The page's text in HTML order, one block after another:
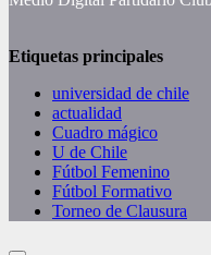
Etiquetas principales
universidad de chile
actualidad
Cuadro mágico
U de Chile
Fútbol Femenino
Fútbol Formativo
Torneo de Clausura